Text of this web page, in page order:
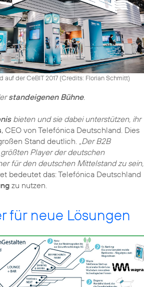
auf der CeBIT 2017 (Credits: Florian Schmitt)
standeigenen Bühne.
bieten und sie dabei unterstützen, ihr
, CEO von Telefónica Deutschland. Dies
Stand deutlich. „Der B2B
Player der deutschen
für den deutschen Mittelstand zu sein,
bedeutet das: Telefónica Deutschland
zu nutzen.
für neue Lösungen